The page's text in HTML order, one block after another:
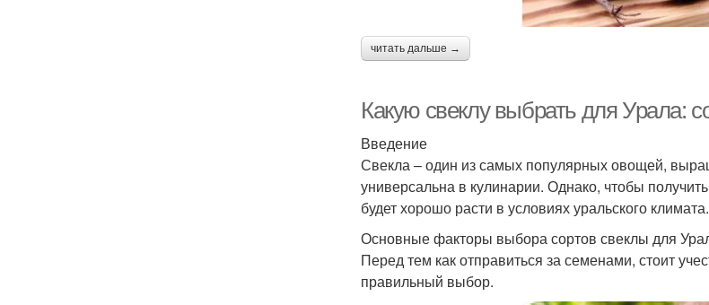
читать дальше →
Какую свеклу выбрать для Урала:
Введение
Свекла – один из самых популярных овощей,
универсальна в кулинарии. Однако, чтобы
будет хорошо расти в условиях уральского климата.
Основные факторы выбора сортов свеклы для
Перед тем как отправиться за семенами, стоит
правильный выбор.